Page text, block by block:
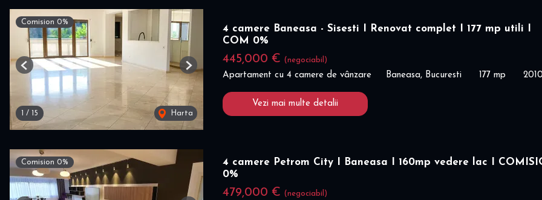
Comision 0%
1 / 15 Harta
Previous Next
4 camere Baneasa - Sisesti I Renovat complet I 177 mp utili I
COM 0%
445,000 € (negociabil)
Apartament cu 4 camere de vânzare Baneasa, Bucuresti 177 mp
Vezi mai multe detalii
Comision 0%
4 camere Petrom City I Baneasa I 160mp vedere lac I
0%
479,000 € (negociabil)